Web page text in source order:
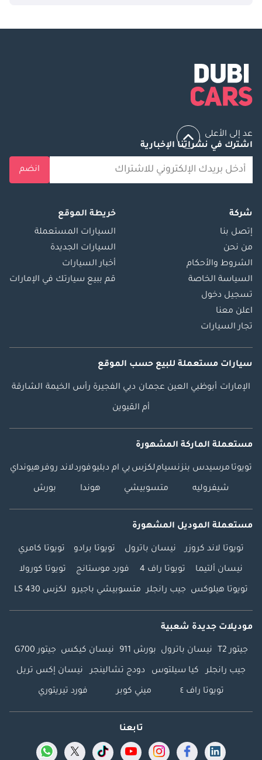
عد إلى الأعلى
اشترك في نشراتنا الإخبارية
انضم
شركة
إتصل بنا
من نحن
الشروط والأحكام
السياسة الخاصة
تسجيل دخول
اعلن معنا
تجار السيارات
خريطة الموقع
السيارات المستعملة
السيارات الجديدة
أخبار السيارات
قم ببيع سيارتك في الإمارات
سيارات مستعملة للبيع حسب الموقع
الإمارات أبوظبي العين عجمان دبي الفجيرة رأس الخيمة الشارقة
أم القيوين
مستعملة الماركة المشهورة
تويوتا مرسيدس بنزنسياملكزس بي ام دبليوفوردلاند روفرهيونداي
شيفروليه متسوبيشي هوندا بورش
مستعملة الموديل المشهورة
تويوتا لاند كروزر نيسان باترول تويوتا برادو تويوتا كامري
نيسان ألتيما تويوتا راف 4 فورد موستانج تويوتا كورولا
تويوتا هيلوكس جيب رانجلر متسوبيشي باجيرو لكزس LS 430
موديلات جديدة شعبية
جيتور T2 نيسان باترول بورش 911 نيسان كيكس جيتور G700
جيب رانجلر كيا سيلتوس دودج تشالينجر نيسان إكس تريل
تويوتا راف ٤ ميني كوبر فورد تيريتوري
تابعنا